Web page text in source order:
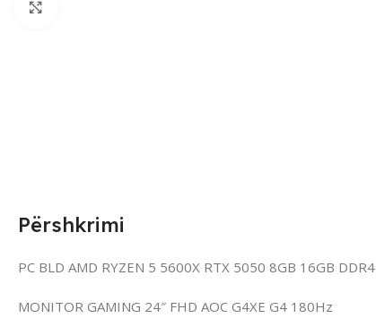
Përshkrimi
PC BLD AMD RYZEN 5 5600X RTX 5050 8GB 16GB
MONITOR GAMING 24″ FHD AOC G4XE G4 180Hz